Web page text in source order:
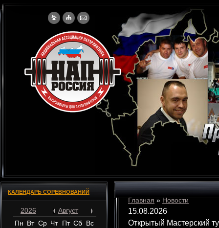
КАЛЕНДАРЬ СОРЕВНОВАНИЙ
2026
Август
Пн Вт Ср Чт Пт Сб Вс
Главная » Новости
15.08.2026
Открытый Мастерский